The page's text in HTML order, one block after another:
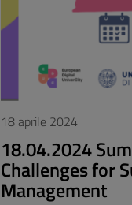
18 aprile 2024
18.04.2024
Challenges for
Management